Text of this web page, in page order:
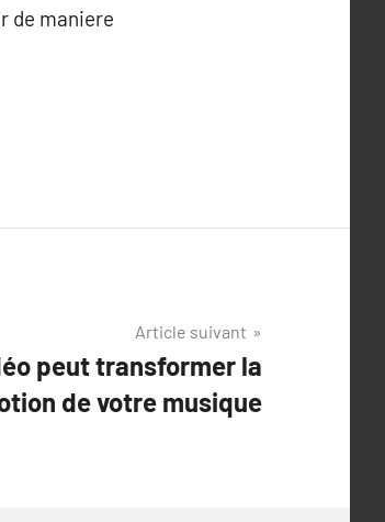
de maniere
Article suivant
peut transformer la
de votre musique